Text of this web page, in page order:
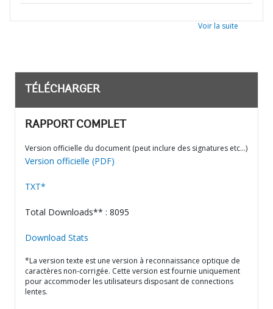
Voir la suite
TÉLÉCHARGER
RAPPORT COMPLET
Version officielle du document (peut inclure des signatures etc…)
Version officielle (PDF)
TXT*
Total Downloads** : 8095
Download Stats
*La version texte est une version à reconnaissance optique de
caractères non-corrigée. Cette version est fournie uniquement
pour accommoder les utilisateurs disposant de connections
lentes.